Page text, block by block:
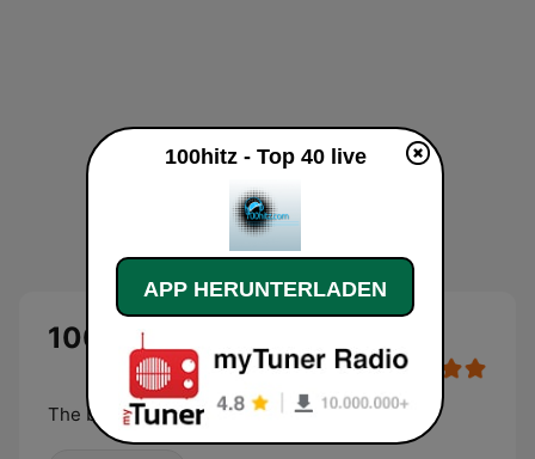
100hitz - Top 40
The best hitz of today…24/7!
100hitz - Top 40 live
APP HERUNTERLADEN